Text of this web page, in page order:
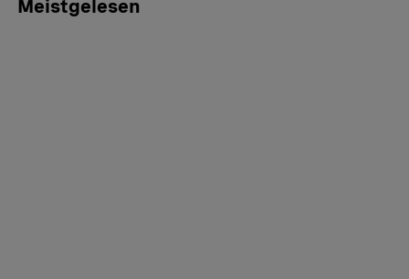
Meistgelesen